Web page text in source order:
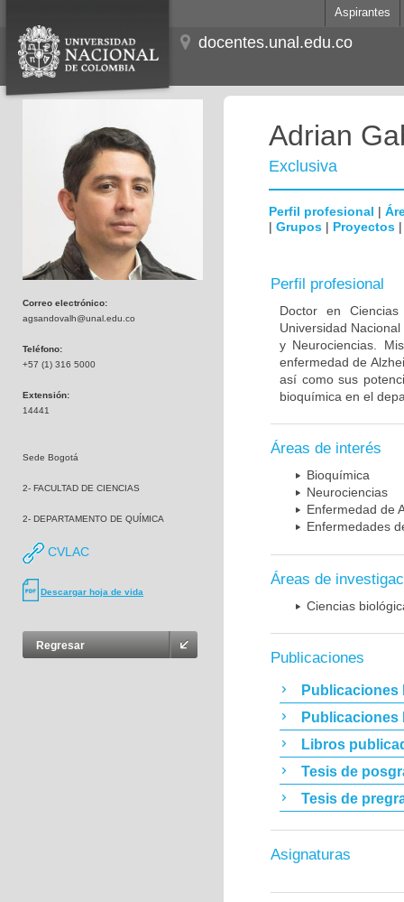
Aspirantes
docentes.unal.edu.co
Correo electrónico:
agsandovalh@unal.edu.co
Teléfono:
+57 (1) 316 5000
Extensión:
14441
Sede Bogotá
2- FACULTAD DE CIENCIAS
2- DEPARTAMENTO DE QUÍMICA
CVLAC
Descargar hoja de vida
Regresar
Adrian
Exclusiva
Perfil profesional |
| Grupos | Proyectos
Perfil profesional
Doctor en
Universidad
y Neurociencias.
enfermedad de
así como sus
bioquímica en el
Áreas de interés
Bioquímica
Neurociencias
Enfermedad de
Enfermedades
Áreas de
Ciencias
Publicaciones
Publicaciones
Publicaciones
Libros
Tesis de
Tesis de
Asignaturas